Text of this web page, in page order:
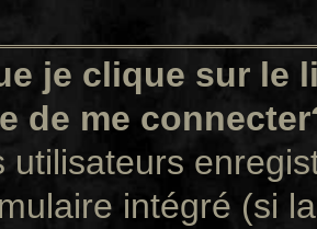
je clique sur le
de me
utilisateurs
intégré (si